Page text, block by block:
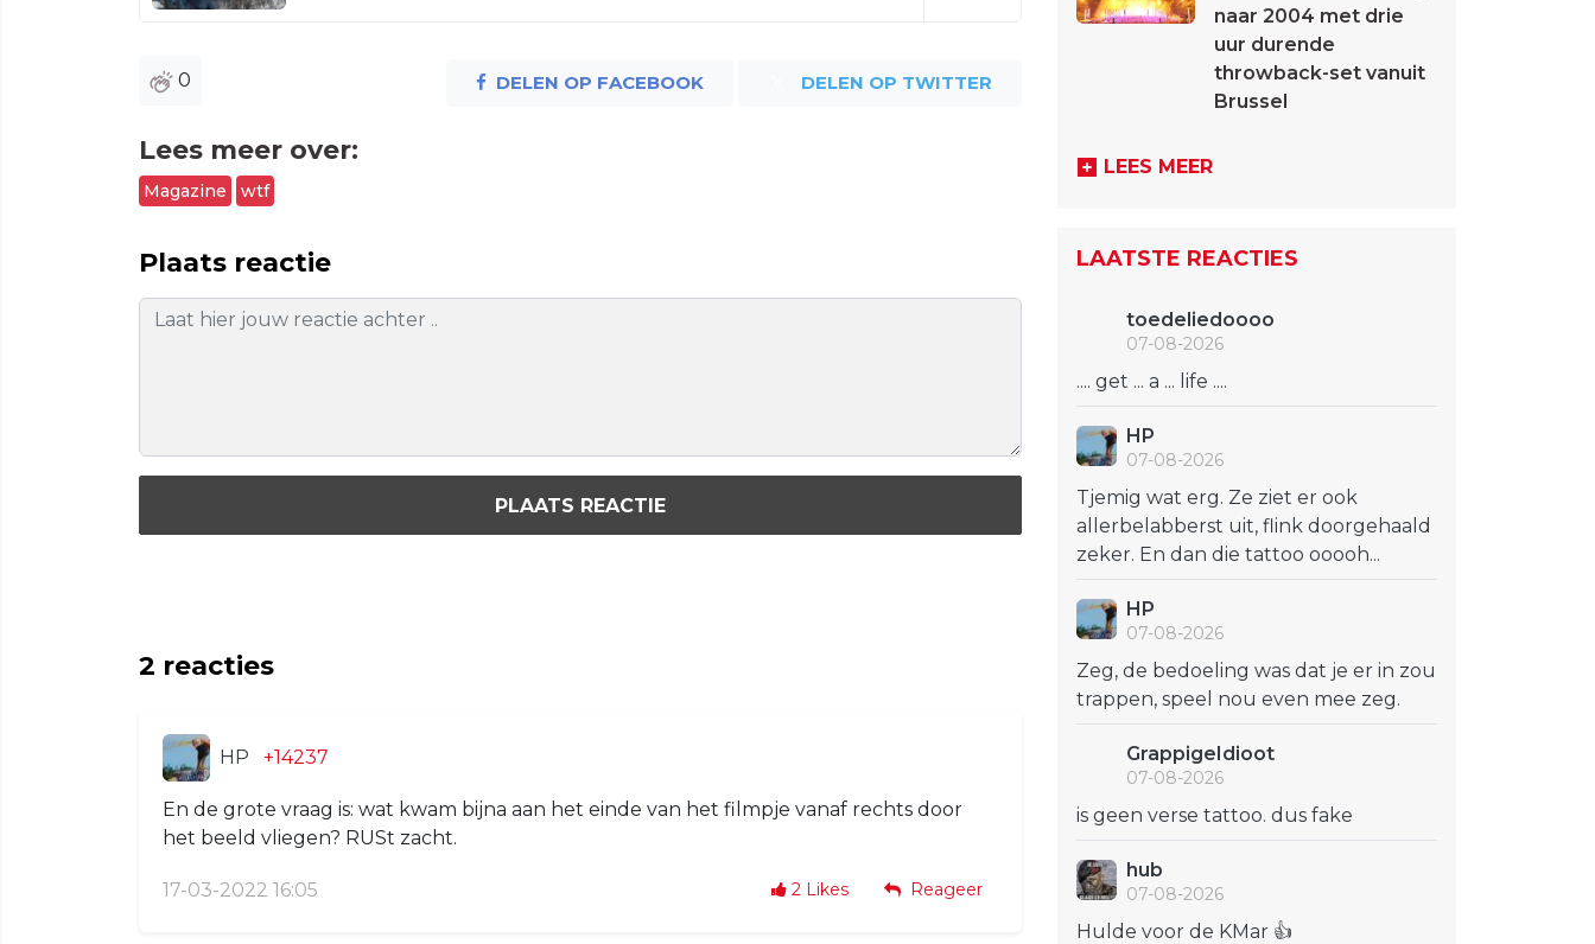
0 DELEN OP FACEBOOK DELEN OP TWITTER
Lees meer over:
Magazine wtf
Plaats reactie
PLAATS REACTIE
2 reacties
HP +14237
En de grote vraag is: wat kwam bijna aan het einde van het filmpje vanaf rechts door
het beeld vliegen? RUSt zacht.
17-03-2022 16:05 2 Likes Reageer
naar 2004 met drie
uur durende
throwback-set vanuit
Brussel
LEES MEER
LAATSTE REACTIES
toedeliedoooo
07-08-2026
.... get ... a ... life ....
HP
07-08-2026
Tjemig wat erg. Ze ziet er ook
allerbelabberst uit, flink doorgehaald
zeker. En dan die tattoo ooooh...
HP
07-08-2026
Zeg, de bedoeling was dat je er in zou
trappen, speel nou even mee zeg.
GrappigeIdioot
07-08-2026
is geen verse tattoo. dus fake
hub
07-08-2026
Hulde voor de KMar 👍